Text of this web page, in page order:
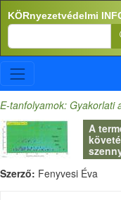
Ugrás a tartalomra
KÖRnyezetvédelmi
Search
E-tanfolyamok: Gyakorlati
A
Szerző: Fenyvesi Éva